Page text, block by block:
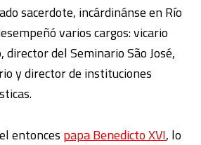
sacerdote, incárdinánse en Río
varios cargos: vicario
del Seminario São José,
y director de instituciones
entonces papa Benedicto XVI, lo